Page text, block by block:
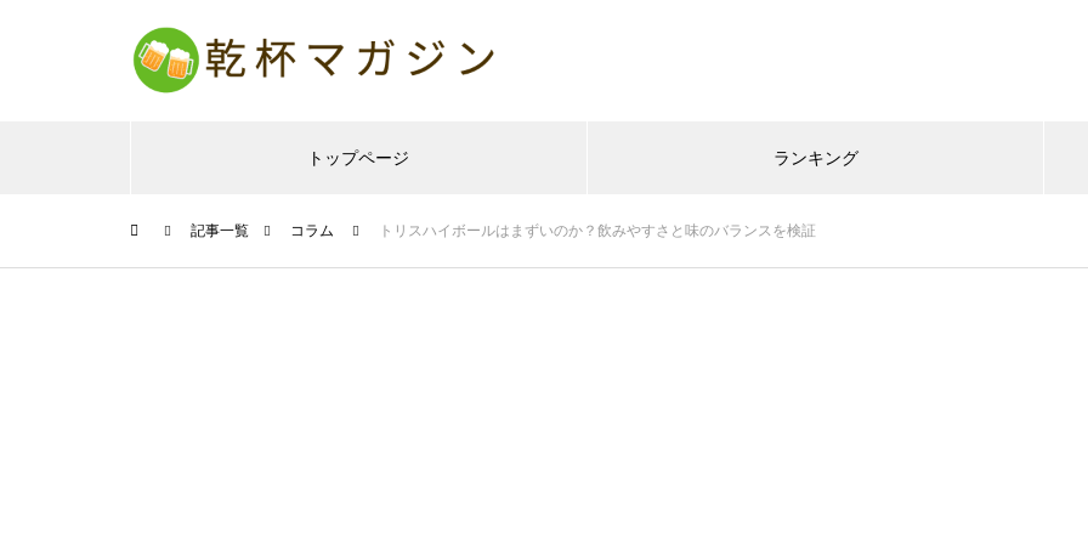
トップページ ランキング
記事一覧 コラム トリスハイボールはまずいのか？飲みやすさと味のバランスを検証